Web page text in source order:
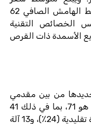
الخدمة 121 درهما للهكتار ومتوسط ​​الهامش الصافي 62
الخصائص التقنية
الأسمدة ذات القرص
من بين مقدمي
الخدمات الذين شملهم الاستطلاع هو 71، بما في ذلك 41
آلة بذارة دقيقة (58٪)، و17 آلة بذارة تقليدية (24٪)، و13 آلة